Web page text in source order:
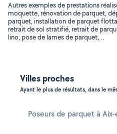
Autres exemples de prestations
moquette, rénovation de parquet,
parquet, installation de parquet
retrait de sol stratifié, retrait de
lino, pose de lames de parquet, ..
Villes proches
Ayant le plus de résultats, dans le
Poseurs de parquet à